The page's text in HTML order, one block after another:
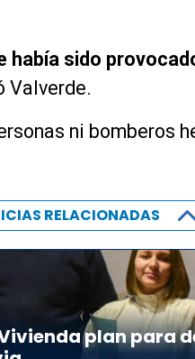
había sido
Valverde.
ni bomberos
RELACIONADAS
plan para